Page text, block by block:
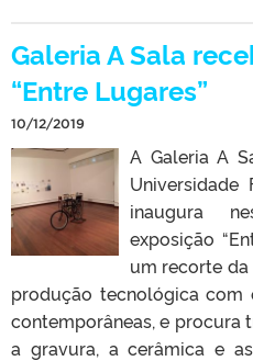
Galeria A Sala
“Entre Lugares”
10/12/2019
A Galeria A
Universidade
inaugura
exposição
um recorte
produção tecnológica com
contemporâneas, e procura
a gravura, a cerâmica e